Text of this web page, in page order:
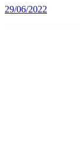
29/06/2022